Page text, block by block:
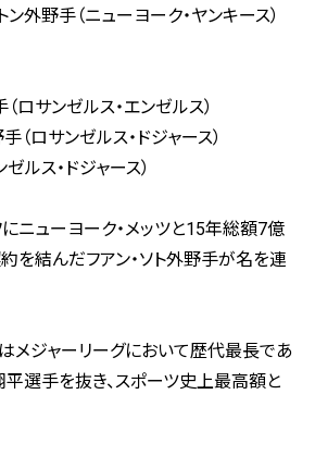
ン外野手（ニューヨーク・ヤンキース）
ロサンゼルス・エンゼルス）
（ロサンゼルス・ドジャース）
ルス・ドジャース）
ニューヨーク・メッツと15年総額7億
を結んだフアン・ソト外野手が名を連
メジャーリーグにおいて歴代最長であ
平選手を抜き、スポーツ史上最高額と